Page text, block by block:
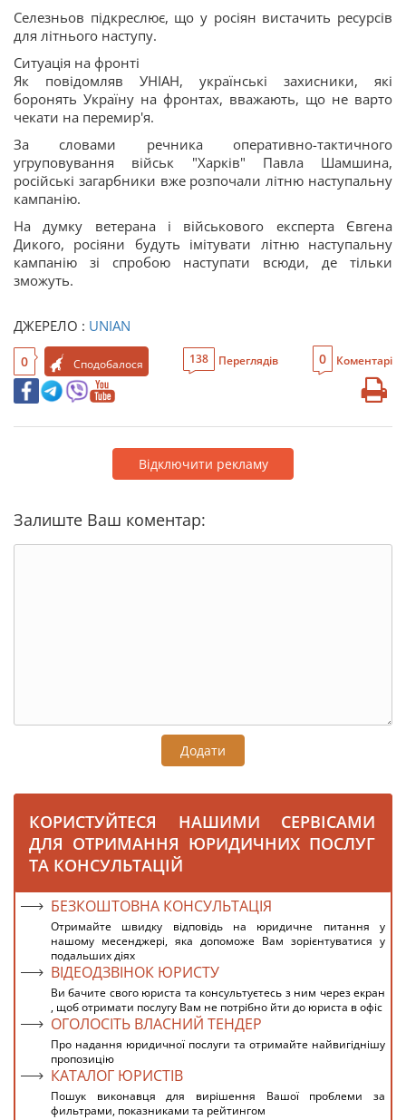
Селезньов підкреслює, що у росіян вистачить ресурсів
для літнього наступу.
Ситуація на фронті
Як повідомляв УНІАН, українські захисники, які
боронять Україну на фронтах, вважають, що не варто
чекати на перемир'я.
За словами речника оперативно-тактичного
угруповування військ "Харків" Павла Шамшина,
російські загарбники вже розпочали літню наступальну
кампанію.
На думку ветерана і військового експерта Євгена
Дикого, росіяни будуть імітувати літню наступальну
кампанію зі спробою наступати всюди, де тільки
зможуть.
ДЖЕРЕЛО : UNIAN
0 Сподобалося 138 Переглядів 0 Коментарі
Відключити рекламу
Залиште Ваш коментар:
Додати
КОРИСТУЙТЕСЯ НАШИМИ СЕРВІСАМИ
ДЛЯ ОТРИМАННЯ ЮРИДИЧНИХ ПОСЛУГ
ТА КОНСУЛЬТАЦІЙ
БЕЗКОШТОВНА КОНСУЛЬТАЦІЯ
Отримайте швидку відповідь на юридичне питання у
нашому месенджері, яка допоможе Вам зорієнтуватися у
подальших діях
ВІДЕОДЗВІНОК ЮРИСТУ
Ви бачите свого юриста та консультуєтесь з ним через екран
, щоб отримати послугу Вам не потрібно йти до юриста в офіс
ОГОЛОСІТЬ ВЛАСНИЙ ТЕНДЕР
Про надання юридичної послуги та отримайте найвигіднішу
пропозицію
КАТАЛОГ ЮРИСТІВ
Пошук виконавця для вирішення Вашої проблеми за
фильтрами, показниками та рейтингом